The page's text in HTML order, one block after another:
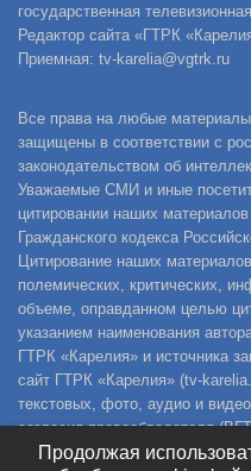
государственная
Редактор сайта «ГТРК
Приемная: tv-karelia@vgtrk.ru
Все права на любые
защищены в соответствии с
законодательством об
Уважаемые СМИ и иные
цитировании наших
Гражданского кодекса
Цитирование наших
полемических, критических,
объеме, оправданном целью
указанием наименования
ГТРК «Карелия» и источника
сайт ГТРК «Карелия» (tv-
текстовых, фото, аудио и
согласия правообладателя
Продолжая